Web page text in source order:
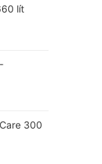
lít
300